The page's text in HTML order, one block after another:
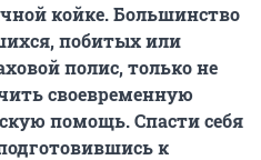
койке. Большинство
побитых или
полис, только не
своевременную
помощь. Спасти себя
к